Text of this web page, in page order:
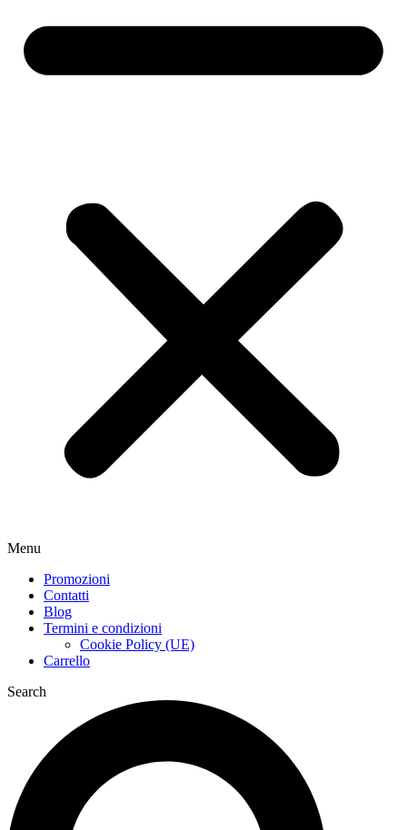
Menu
Promozioni
Contatti
Blog
Termini e condizioni
Cookie Policy (UE)
Carrello
Search